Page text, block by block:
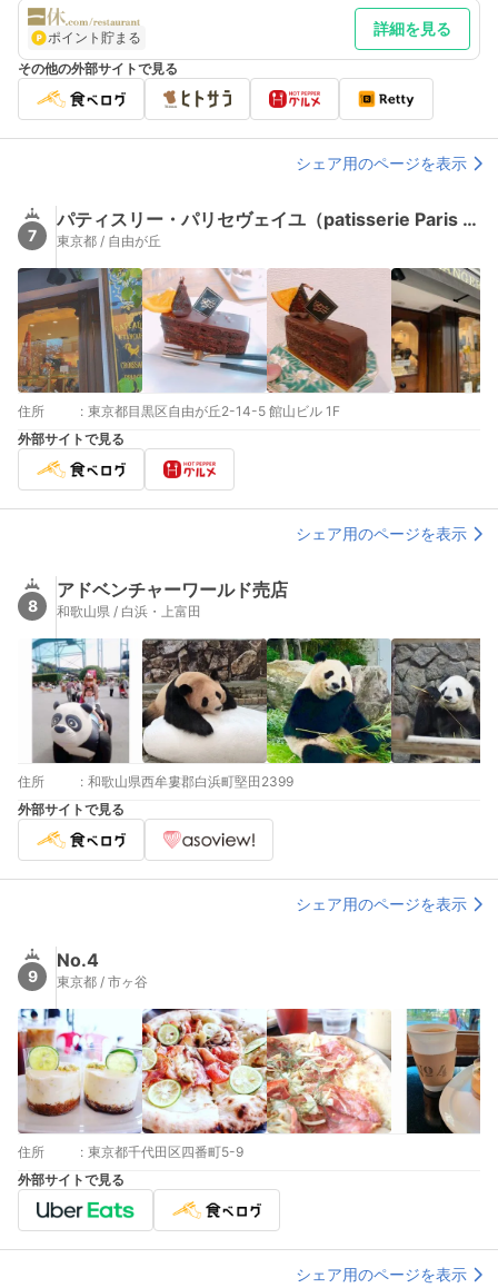
ポイント貯まる 詳細を見る
その他の外部サイトで見る
シェア用のページを表示
7
パティスリー・パリセヴェイユ（patisserie Paris S'eveille）
東京都 / 自由が丘
住所 : 東京都目黒区自由が丘2-14-5 館山ビル 1F
外部サイトで見る
シェア用のページを表示
8
アドベンチャーワールド売店
和歌山県 / 白浜・上富田
住所 : 和歌山県西牟婁郡白浜町堅田2399
外部サイトで見る
シェア用のページを表示
9
No.4
東京都 / 市ヶ谷
住所 : 東京都千代田区四番町5-9
外部サイトで見る
シェア用のページを表示